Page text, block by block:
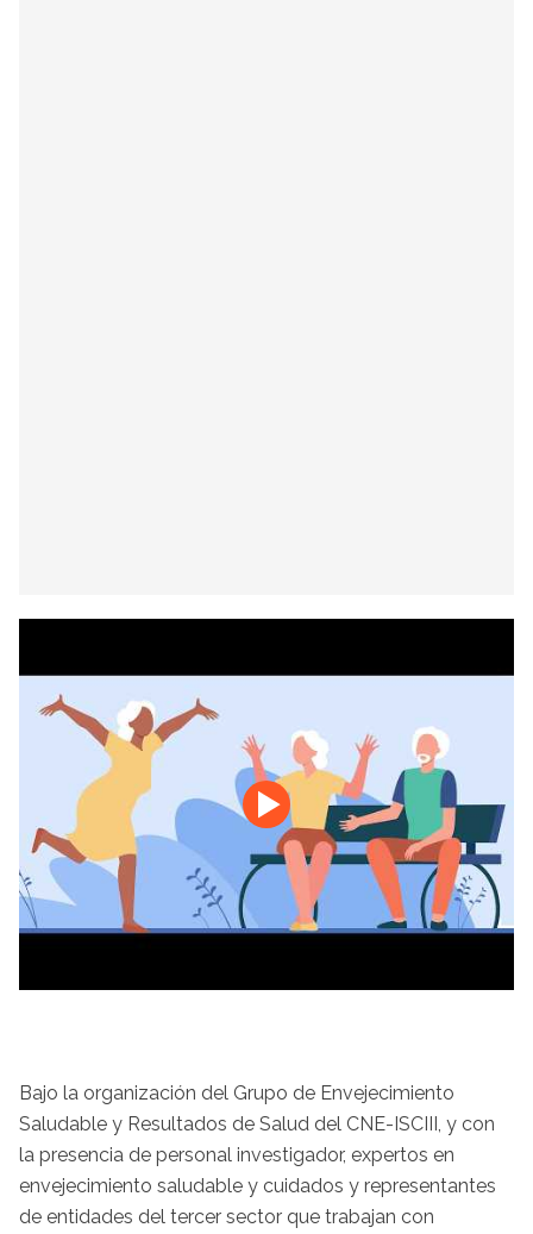
Bajo la organización del Grupo de Envejecimiento
Saludable y Resultados de Salud del CNE-ISCIII, y con
la presencia de personal investigador, expertos en
envejecimiento saludable y cuidados y representantes
de entidades del tercer sector que trabajan con